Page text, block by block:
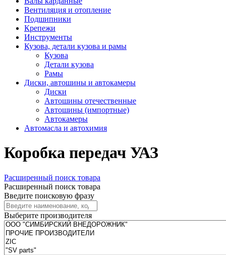
Вентиляция и отопление
Подшипники
Крепежи
Инструменты
Кузова, детали кузова и рамы
Кузова
Детали кузова
Рамы
Диски, автошины и автокамеры
Диски
Автошины отечественные
Автошины (импортные)
Автокамеры
Автомасла и автохимия
Коробка передач УАЗ
Расширенный поиск товара
Расширенный поиск товара
Введите поисковую фразу
Выберите производителя